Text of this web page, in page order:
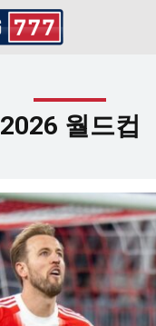
2026 월드컵